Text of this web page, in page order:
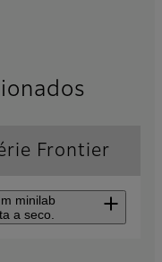
Frontier
minilab
a seco.